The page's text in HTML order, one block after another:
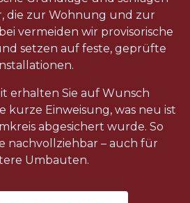
die zur Wohnung und zur
vermeiden wir provisorische
setzen auf feste, geprüfte
erhalten Sie auf Wunsch
kurze Einweisung, was neu ist
abgesichert wurde. So
nachvollziehbar – auch für
Umbauten.